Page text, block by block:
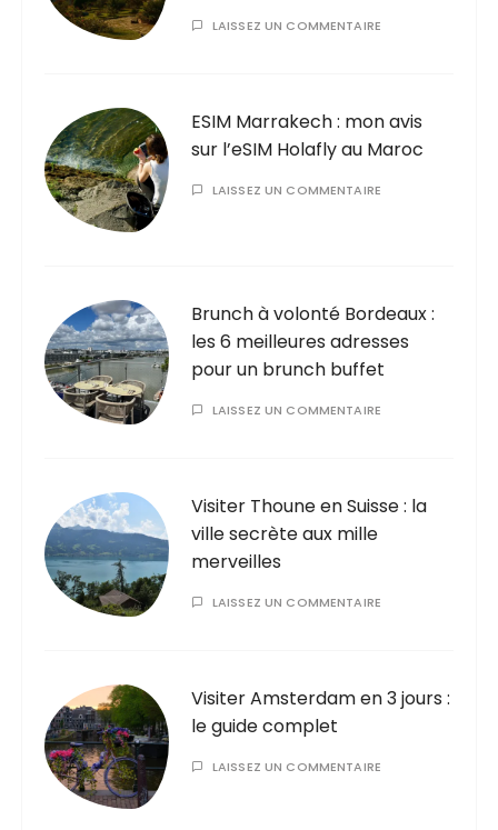
LAISSEZ UN COMMENTAIRE
ESIM Marrakech : mon avis
sur l’eSIM Holafly au Maroc
LAISSEZ UN COMMENTAIRE
Brunch à volonté Bordeaux :
les 6 meilleures adresses
pour un brunch buffet
LAISSEZ UN COMMENTAIRE
Visiter Thoune en Suisse : la
ville secrète aux mille
merveilles
LAISSEZ UN COMMENTAIRE
Visiter Amsterdam en 3 jours :
le guide complet
LAISSEZ UN COMMENTAIRE